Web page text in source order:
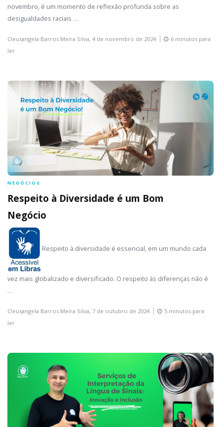
novembro, é um momento de reflexão profunda sobre as
desigualdades raciais …
Cleusangela Barros Meira Silva, 4 de novembro de 2024
6 minutos para
ler
NEGÓCIOS
Respeito à Diversidade é um Bom
Negócio
Respeito à diversidade é essencial, em um mundo cada
vez mais globalizado e diversificado. O respeito às diferenças não é
…
Cleusangela Barros Meira Silva, 7 de outubro de 2024
5 minutos para
ler